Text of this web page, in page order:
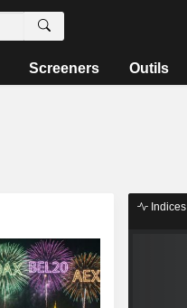
Screeners Outils
Indices